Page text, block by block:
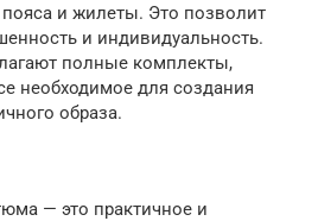
пояса и жилеты. Это позволит
и индивидуальность.
полные комплекты,
необходимое для создания
образа.
— это практичное и